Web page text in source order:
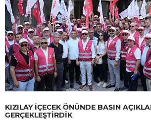
KIZILAY İÇECEK ÖNÜNDE BASIN
GERÇEKLEŞTİRDİK